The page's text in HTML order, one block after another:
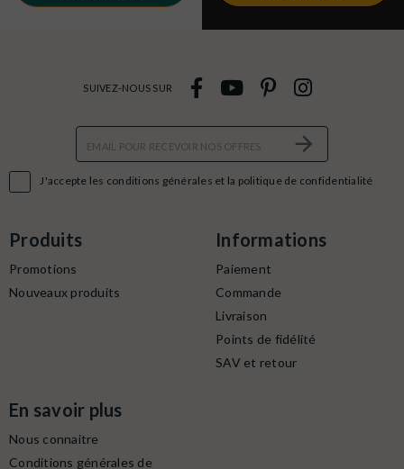
J'accepte les conditions générales et la politique de confidentialité
SUIVEZ-NOUS SUR
Produits
Promotions
Nouveaux produits
Informations
Paiement
Commande
Livraison
Points de fidélité
SAV et retour
En savoir plus
Nous connaitre
Conditions générales de